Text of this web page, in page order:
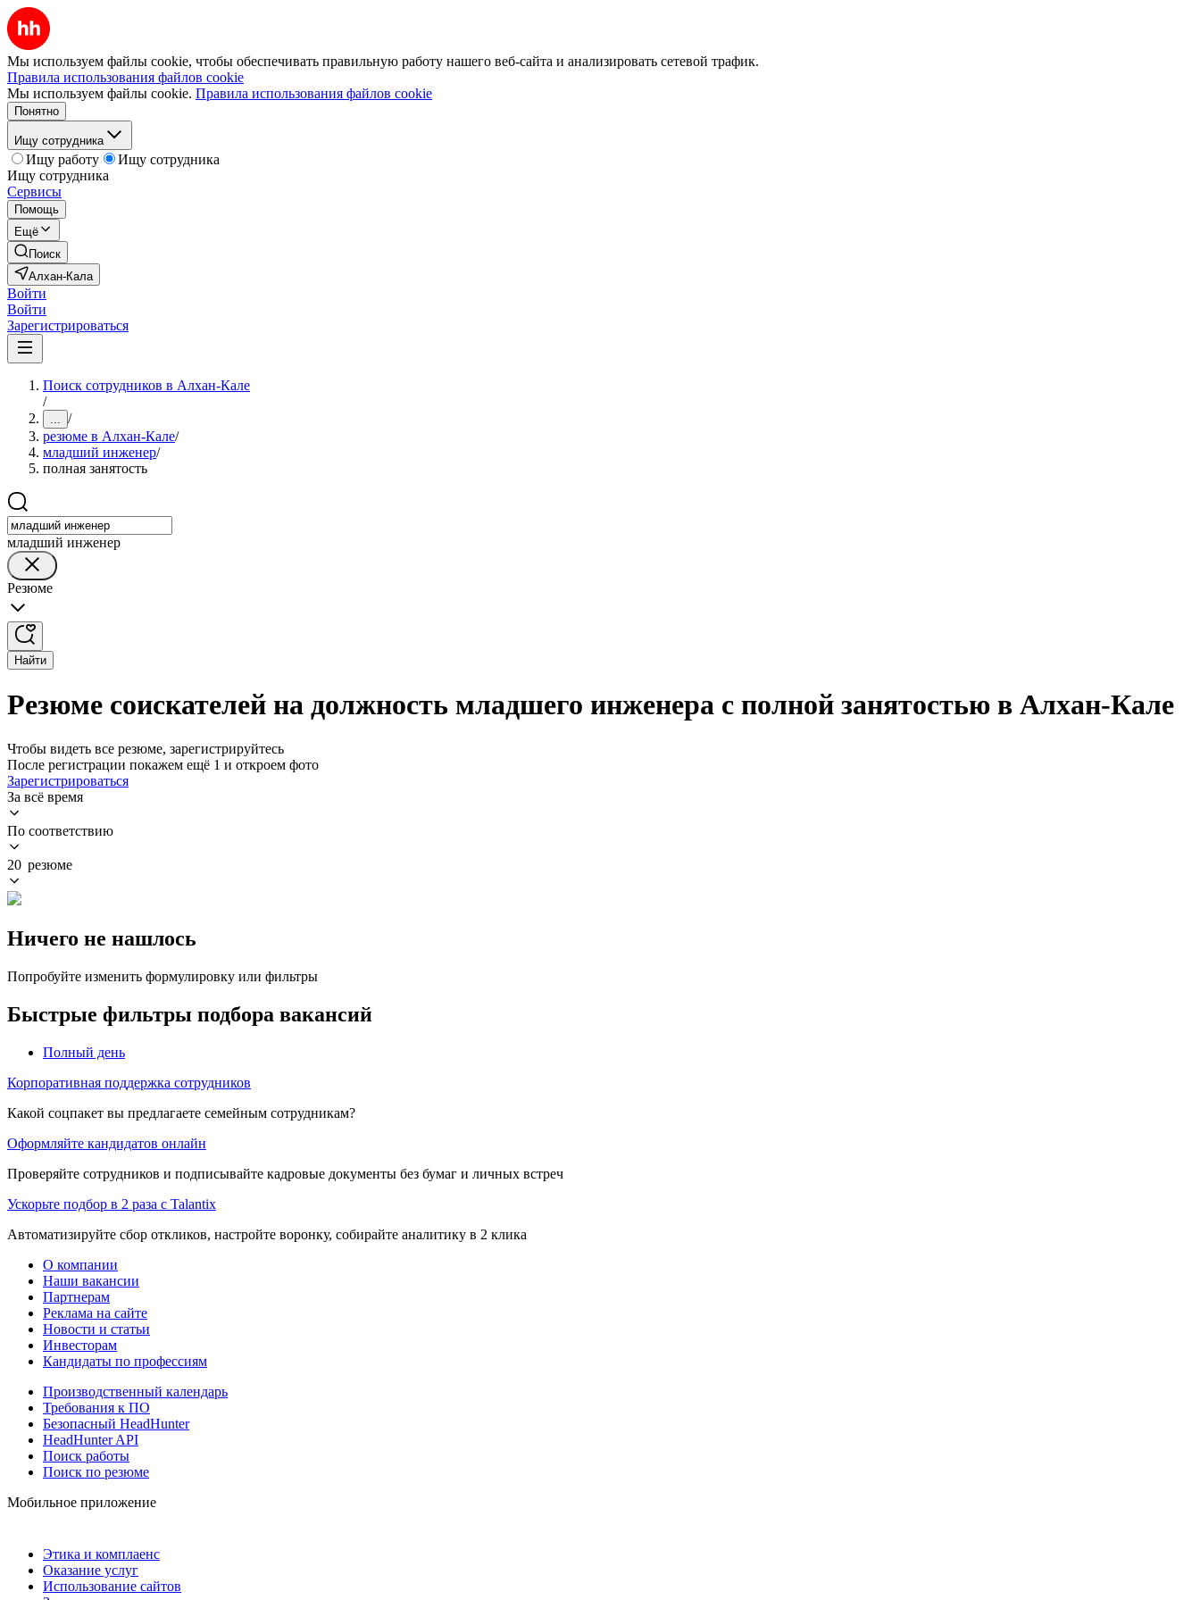
Мы используем файлы cookie, чтобы обеспечивать правильную работу нашего веб-сайта и анализировать сетевой трафик.
Правила использования файлов cookie
Мы используем файлы cookie. Правила использования файлов cookie
Понятно
Ищу сотрудника
Ищу работу
Ищу сотрудника
Ищу сотрудника
Сервисы
Помощь
Ещё
Поиск
Алхан-Кала
Войти
Войти
Зарегистрироваться
Поиск сотрудников в Алхан-Кале
/
... /
резюме в Алхан-Кале/
младший инженер/
полная занятость
младший инженер
Резюме
Найти
Резюме соискателей на должность младшего инженера с полной занятостью в Алхан-Кале
Чтобы видеть все резюме, зарегистрируйтесь
После регистрации покажем ещё 1 и откроем фото
Зарегистрироваться
За всё время
По соответствию
20 резюме
Ничего не нашлось
Попробуйте изменить формулировку или фильтры
Быстрые фильтры подбора вакансий
Полный день
Корпоративная поддержка сотрудников
Какой соцпакет вы предлагаете семейным сотрудникам?
Оформляйте кандидатов онлайн
Проверяйте сотрудников и подписывайте кадровые документы без бумаг и личных встреч
Ускорьте подбор в 2 раза с Talantix
Автоматизируйте сбор откликов, настройте воронку, собирайте аналитику в 2 клика
О компании
Наши вакансии
Партнерам
Реклама на сайте
Новости и статьи
Инвесторам
Кандидаты по профессиям
Производственный календарь
Требования к ПО
Безопасный HeadHunter
HeadHunter API
Поиск работы
Поиск по резюме
Мобильное приложение
Этика и комплаенс
Оказание услуг
Использование сайтов